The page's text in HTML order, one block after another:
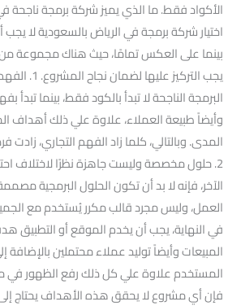
الأكواد فقط. ما الذي يميز شركة برمجة
اختيار شركة برمجة في الرياض بالسعودية لا يجب
بينما على العكس تمامًا، حيث هناك مجموعة من
يجب التركيز
البرمجة الناجحة لا تبدأ بالكود فقط، بينما تبدأ
وأيضاً طبيعة العملاء، علاوة علي ذلك أهداف
المدى. وبالتالي، كلما زاد الفهم التجاري، زادت
2. حلول مخصصة وليست جاهزة نظرًا لاختلاف
الآخر، فإنه لا بد أن تكون الحلول البرمجية
في النهاية، يجب أن يخدم الموقع أو التطبيق
المبيعات وأيضاً توليد عملاء محتملين بالإضافة
المستخدم علاوة علي كل ذلك رفع الظهور في
فإن أي مشروع لا يحقق هذه الأهداف يحتاج إلى